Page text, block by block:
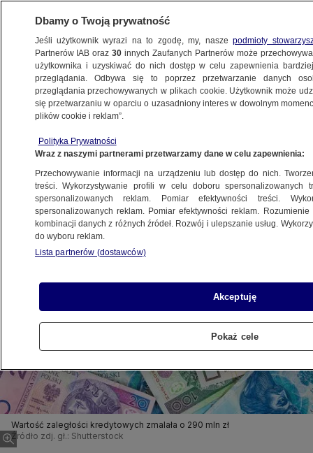
BIZNES
PIENIĄDZE
500 plus?
4.01.2017, 07:30
Udostępnij
Wartość zaległości kredytowych zmalała o 290 mln zł
Źródło zdj. gł.: Shutterstock
Dbamy o Twoją prywatność
Jeśli użytkownik wyrazi na to zgodę, my, naszepodmioty
Partnerów IAB oraz30 innych Zaufanych Partnerów może
użytkownika i uzyskiwać do nich dostęp w celu zapewnienia
przeglądania. Odbywa się to poprzez przetwarzanie danych
przeglądania przechowywanych w plikach cookie. Użytkownik może
się przetwarzaniu w oparciu o uzasadniony interes w dowolnym
plików cookie i reklam”.
Polityka Prywatności
Wraz z naszymi partnerami przetwarzamy dane w celu zapewnienia:
Przechowywanie informacji na urządzeniu lub dostęp do nich.
treści. Wykorzystywanie profili w celu doboru spersonalizowanych
spersonalizowanych reklam. Pomiar efektywności treści.
spersonalizowanych reklam. Pomiar efektywności reklam.
kombinacji danych z różnych źródeł. Rozwój i ulepszanie usług.
do wyboru reklam.
Lista partnerów (dostawców)
Akceptuję
Pokaż cele